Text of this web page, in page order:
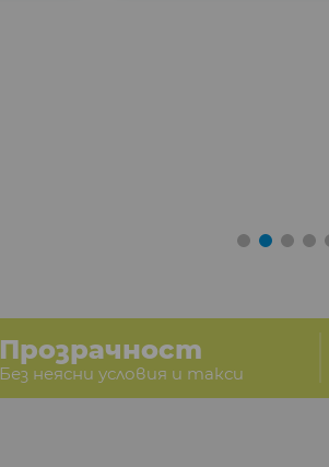
Прозрачност
Без неясни условия и такси